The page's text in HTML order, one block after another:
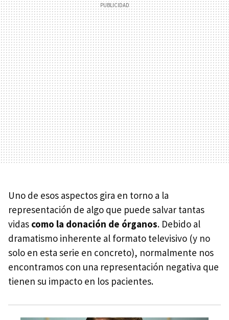
Uno de esos aspectos gira en torno a la
representación de algo que puede salvar tantas
vidas como la donación de órganos. Debido al
dramatismo inherente al formato televisivo (y no
solo en esta serie en concreto), normalmente nos
encontramos con una representación negativa que
tienen su impacto en los pacientes.